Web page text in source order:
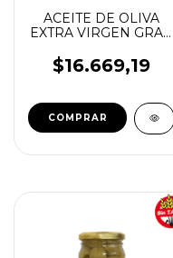
ACEITE DE OLIVA
EXTRA VIRGEN GRAN
LAUR
$16.669,19